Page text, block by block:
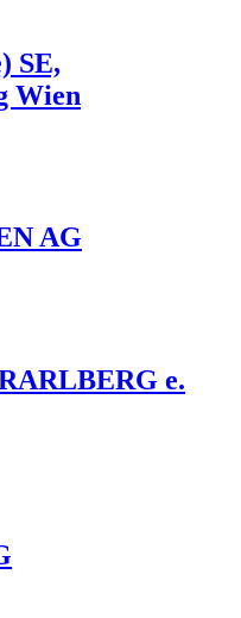
SE,
Wien
AG
e.